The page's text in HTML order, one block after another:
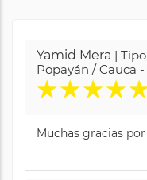
Yamid Mera |
Popayán / Cauca
★★★★
Muchas gracias